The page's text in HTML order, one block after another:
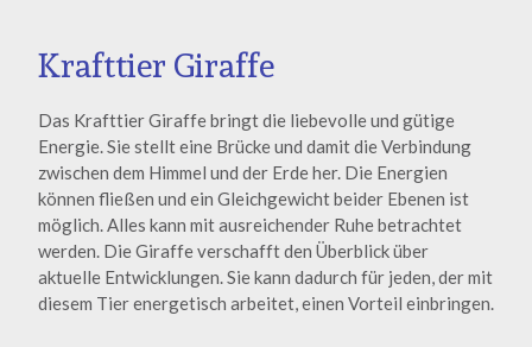
Krafttier Giraffe
Das Krafttier Giraffe bringt die liebevolle und gütige
Energie. Sie stellt eine Brücke und damit die Verbindung
zwischen dem Himmel und der Erde her. Die Energien
können fließen und ein Gleichgewicht beider Ebenen ist
möglich. Alles kann mit ausreichender Ruhe betrachtet
werden. Die Giraffe verschafft den Überblick über
aktuelle Entwicklungen. Sie kann dadurch für jeden, der mit
diesem Tier energetisch arbeitet, einen Vorteil einbringen.